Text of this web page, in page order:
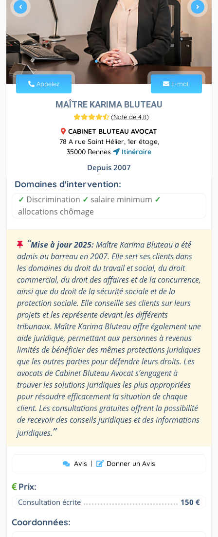
Appelez E-mail
MAÎTRE KARIMA BLUTEAU
(Note de 4,8)
CABINET BLUTEAU AVOCAT
78 A rue Saint Hélier, 1er étage,
35000 Rennes
Itinéraire
Depuis 2007
Domaines d'intervention:
✓ Discrimination ✓ salaire minimum ✓
allocations chômage
“Mise à jour 2025:Maître Karima Bluteau a été
admis au barreau en 2007. Elle sert ses clients dans
les domaines du droit du travail et social, du droit
commercial, du droit des affaires et de la concurrence,
ainsi que du droit de la sécurité sociale et de la
protection sociale. Elle conseille ses clients sur leurs
projets et les représente devant les différents
tribunaux. Maître Karima Bluteau offre également une
aide juridique, permettant aux personnes à revenus
limités de bénéficier des mêmes protections juridiques
que les autres parties pour défendre leurs droits. Les
avocats de Cabinet Bluteau Avocat s’engagent à
trouver les solutions juridiques les plus appropriées
pour résoudre efficacement la situation de chaque
client. Les consultations gratuites offrent la possibilité
de recevoir des conseils juridiques et des informations
juridiques.”
Avis | Donner un Avis
Prix:
Consultation écrite 150 €
Coordonnées: